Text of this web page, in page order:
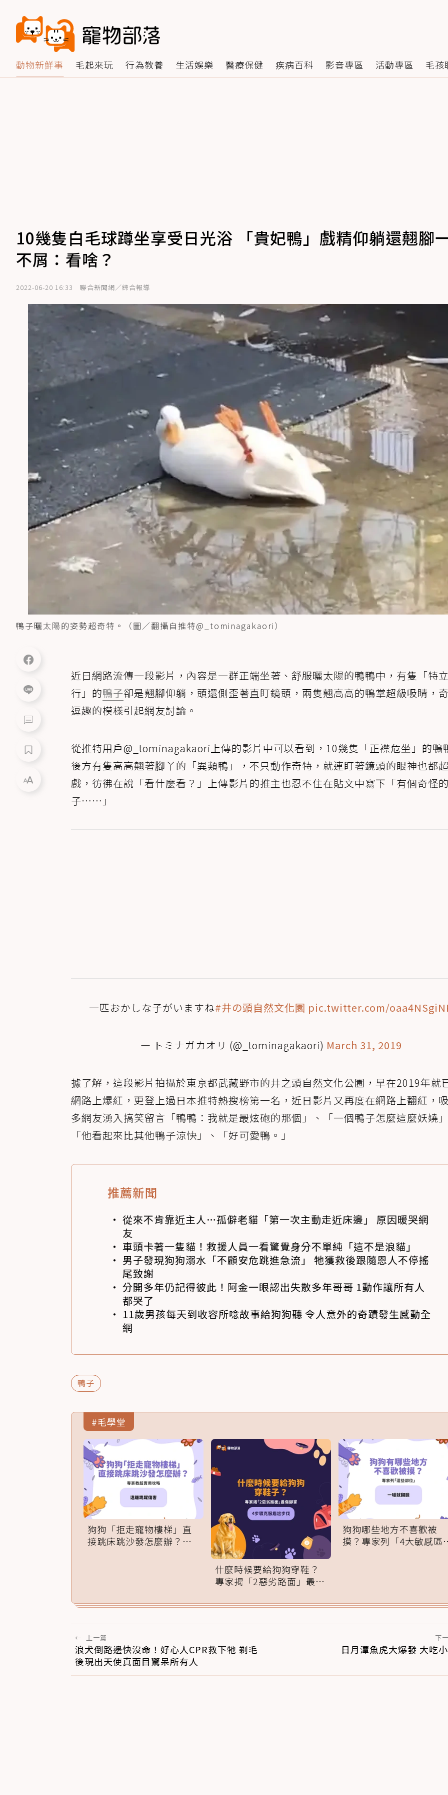
動物新鮮事 毛起來玩 行為教養 生活娛樂 醫療保健 疾病百科 影音專區 活動專區 毛孩
10幾隻白毛球蹲坐享受日光浴 「貴妃鴨」戲精仰躺還翹腳
不屑：看啥？
2022-06-20 16:33 聯合新聞網／綜合報導
鴨子曬太陽的姿勢超奇特。（圖／翻攝自推特@_tominagakaori）
近日網路流傳一段影片，內容是一群正端坐著、舒服曬太陽的鴨鴨中，有隻「特
行」的鴨子卻是翹腳仰躺，頭還側歪著直盯鏡頭，兩隻翹高高的鴨掌超級吸睛，
逗趣的模樣引起網友討論。
從推特用戶@_tominagakaori上傳的影片中可以看到，10幾隻「正襟危坐」的鴨
後方有隻高高翹著腳丫的「異類鴨」，不只動作奇特，就連盯著鏡頭的眼神也都
戲，彷彿在說「看什麼看？」上傳影片的推主也忍不住在貼文中寫下「有個奇怪
子⋯⋯」
一匹おかしな子がいますね#井の頭自然文化園 pic.twitter.com/
— トミナガカオリ (@_tominagakaori) March 31, 2019
據了解，這段影片拍攝於東京都武藏野市的井之頭自然文化公園，早在2019年就
網路上爆紅，更登上過日本推特熱搜榜第一名，近日影片又再度在網路上翻紅，
多網友湧入搞笑留言「鴨鴨：我就是最炫砲的那個」、「一個鴨子怎麼這麼妖嬈」
「他看起來比其他鴨子涼快」、「好可愛鴨。」
推薦新聞
從來不肯靠近主人…孤僻老貓「第一次主動走近床邊」 原因暖哭網
友
車頭卡著一隻貓！救援人員一看驚覺身分不單純「這不是浪貓」
男子發現狗狗溺水「不顧安危跳進急流」 牠獲救後跟隨恩人不停搖
尾致謝
分開多年仍記得彼此！阿金一眼認出失散多年哥哥 1動作讓所有人
都哭了
11歲男孩每天到收容所唸故事給狗狗聽 令人意外的奇蹟發生感動全
網
鴨子
#毛學堂
狗狗「拒走寵物樓梯」直
接跳床跳沙發怎麼辦？專
什麼時候要給狗狗穿鞋？
專家揭「2惡劣路面」最傷
狗狗哪些地方不喜歡被
摸？專家列「4大敏感區
← 上一篇
浪犬倒路邊快沒命！好心人CPR救下牠 剃毛
後現出天使真面目驚呆所有人
下
日月潭魚虎大爆發 大吃